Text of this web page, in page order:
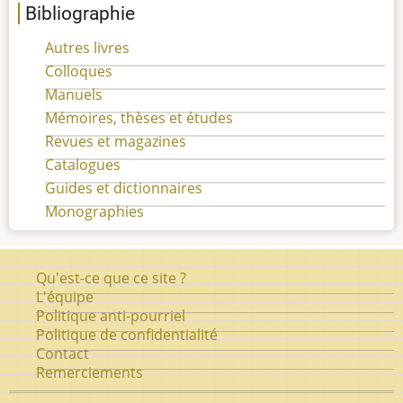
Bibliographie
Autres livres
Colloques
Manuels
Mémoires, thèses et études
Revues et magazines
Catalogues
Guides et dictionnaires
Monographies
Pied
de
page
Qu'est-ce que ce site ?
L'équipe
Politique anti-pourriel
Politique de confidentialité
Contact
Remerciements